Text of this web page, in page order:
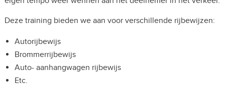
Deze training bieden we aan voor verschillende rijbewijzen:
Autorijbewijs
Brommerrijbewijs
Auto- aanhangwagen rijbewijs
Etc.